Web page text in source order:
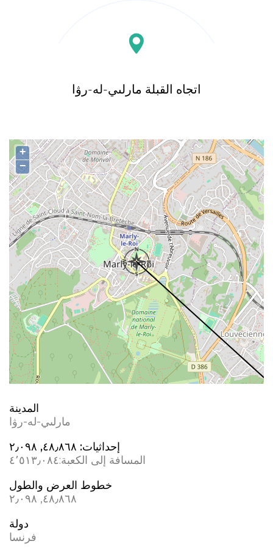
اتجاه القبلة مارلىي-لە-رۋا
+
−
المدينة
مارلىي-لە-رۋا
إحداثيات: ٤٨٫٨٦٨, ٢٫٠٩٨
المسافة إلى الكعبة:٤٬٥١٣٫٠٨٤
خطوط العرض والطول
٤٨٫٨٦٨, ٢٫٠٩٨
دولة
فرنسا